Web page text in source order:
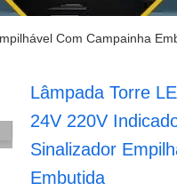
Com Campainha
Lâmpada Torre
24V 220V
Sinalizador
Embutida